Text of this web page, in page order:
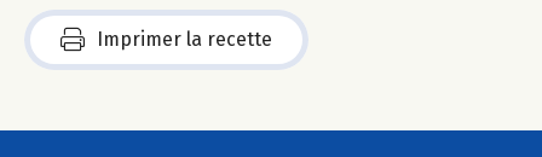
Imprimer la recette